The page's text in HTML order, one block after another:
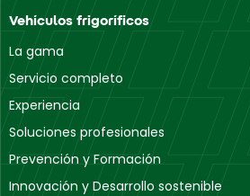
Vehículos frigoríficos
La gama
Servicio completo
Experiencia
Soluciones profesionales
Prevención y Formación
Innovación y Desarrollo sostenible